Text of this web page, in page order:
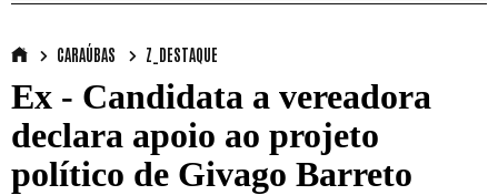
CARAÚBAS Z_DESTAQUE
Ex - Candidata a vereadora
declara apoio ao projeto
político de Givago Barreto